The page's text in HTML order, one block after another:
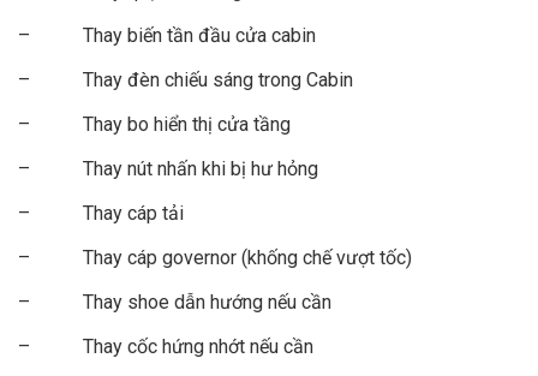
– Thay biến tần đầu cửa cabin
– Thay đèn chiếu sáng trong Cabin
– Thay bo hiển thị cửa tầng
– Thay nút nhấn khi bị hư hỏng
– Thay cáp tải
– Thay cáp governor (khống chế vượt tốc)
– Thay shoe dẫn hướng nếu cần
– Thay cốc hứng nhớt nếu cần